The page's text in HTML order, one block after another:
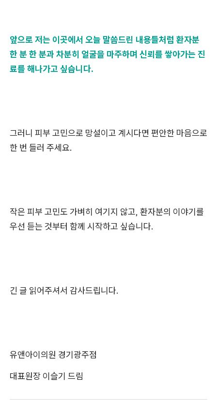
앞으로 저는 이곳에서 오늘 말씀드린 내용들처럼 환자분
한 분 한 분과 차분히 얼굴을 마주하며 신뢰를 쌓아가는 진
료를 해나가고 싶습니다.
그러니 피부 고민으로 망설이고 계시다면 편안한 마음으로
한 번 들러 주세요.
작은 피부 고민도 가벼히 여기지 않고, 환자분의 이야기를
우선 듣는 것부터 함께 시작하고 싶습니다.
긴 글 읽어주셔서 감사드립니다.
유앤아이의원 경기광주점
대표원장 이슬기 드림